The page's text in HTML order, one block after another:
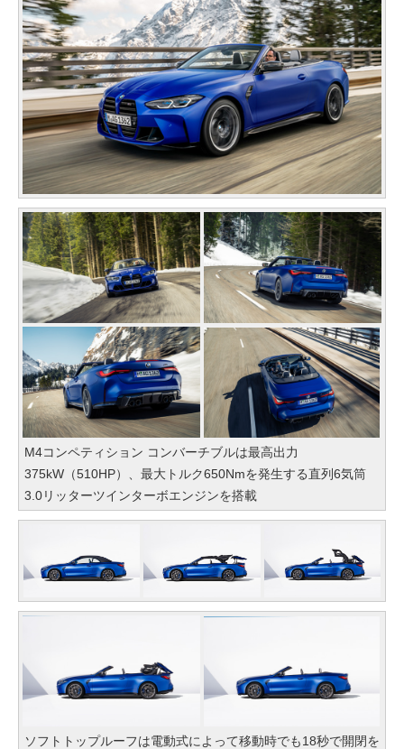
M4コンペティション コンバーチブルは最高出力
375kW（510HP）、最大トルク650Nmを発生する直列6気筒
3.0リッターツインターボエンジンを搭載
ソフトトップルーフは電動式によって移動時でも18秒で開閉を